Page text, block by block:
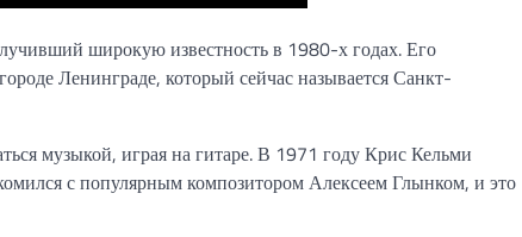
широкую известность в 1980-х годах. Его
Ленинграде, который сейчас называется Санкт-
музыкой, играя на гитаре. В 1971 году Крис Кельми
с популярным композитором Алексеем Глынком, и это